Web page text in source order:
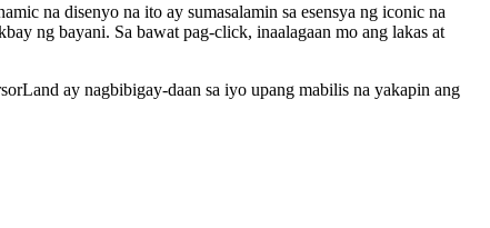
na disenyo na ito ay sumasalamin sa esensya ng iconic na
ng bayani. Sa bawat pag-click, inaalagaan mo ang lakas at
ay nagbibigay-daan sa iyo upang mabilis na yakapin ang